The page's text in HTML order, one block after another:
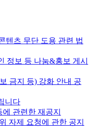
텐츠 무단 도용 관련 법
정보 등 나눔&홍보 게시
금지 등) 강화 안내 공
니다
관련한 재공지
자제 요청에 관한 공지